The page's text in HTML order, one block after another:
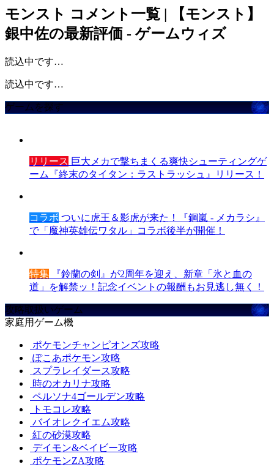
モンスト コメント一覧 | 【モンスト】
銀中佐の最新評価 - ゲームウィズ
読込中です…
読込中です…
ゲームを探す
リリース 巨大メカで撃ちまくる爽快シューティングゲ
ーム『終末のタイタン：ラストラッシュ』リリース！
コラボ ついに虎王＆影虎が来た！『鋼嵐 - メカラシ』
で「魔神英雄伝ワタル」コラボ後半が開催！
特集 『鈴蘭の剣』が2周年を迎え、新章「氷と血の
道」を解禁ッ！記念イベントの報酬もお見逃し無く！
攻略取扱いゲーム
家庭用ゲーム機
ポケモンチャンピオンズ攻略
ぽこあポケモン攻略
スプラレイダース攻略
時のオカリナ攻略
ペルソナ4ゴールデン攻略
トモコレ攻略
バイオレクイエム攻略
紅の砂漠攻略
デイモン&ベイビー攻略
ポケモンZA攻略